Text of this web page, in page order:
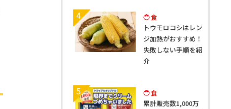
4 食
トウモロコシはレン
ジ加熱がおすすめ！
失敗しない手順を紹
介
5 食
累計販売数1,000万